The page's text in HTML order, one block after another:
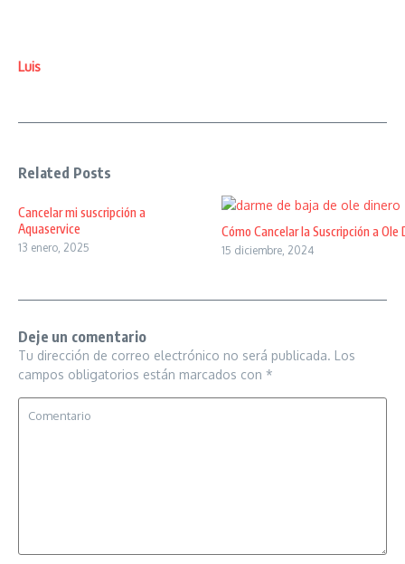
Luis
Related Posts
Cancelar mi suscripción a
Aquaservice
13 enero, 2025
Cómo Cancelar la Suscripción a Ole
15 diciembre, 2024
Deje un comentario
Tu dirección de correo electrónico no será publicada. Los
campos obligatorios están marcados con *